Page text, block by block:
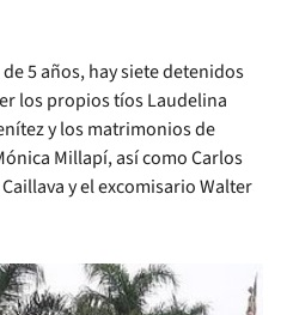
5 años, hay siete detenidos
los propios tíos Laudelina
y los matrimonios de
Millapí, así como Carlos
y el excomisario Walter